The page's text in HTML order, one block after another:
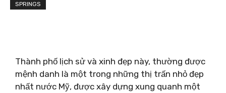
SPRINGS
Thành phố lịch sử và xinh đẹp này, thường được
mệnh danh là một trong những thị trấn nhỏ đẹp
nhất nước Mỹ, được xây dựng xung quanh một